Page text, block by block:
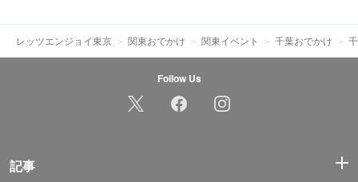
レッツエンジョイ東京 関東おでかけ 関東イベント 千葉おでかけ
Follow Us
記事